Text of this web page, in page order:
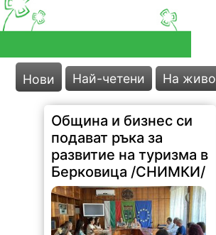
Нови Най-четени На живо
Община и бизнес си
подават ръка за
развитие на туризма в
Берковица /СНИМКИ/